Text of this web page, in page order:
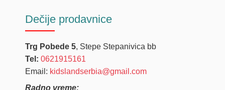
Dečije prodavnice
Trg Pobede 5, Stepe Stepanivica bb
Tel: 0621915161
Email: kidslandserbia@gmail.com
Radno vreme: